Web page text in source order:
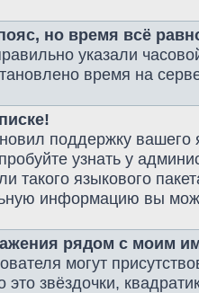
но время всё
указали
время на
поддержку
узнать у
такого языкового
информацию вы
рядом с моим
могут
звёздочки,